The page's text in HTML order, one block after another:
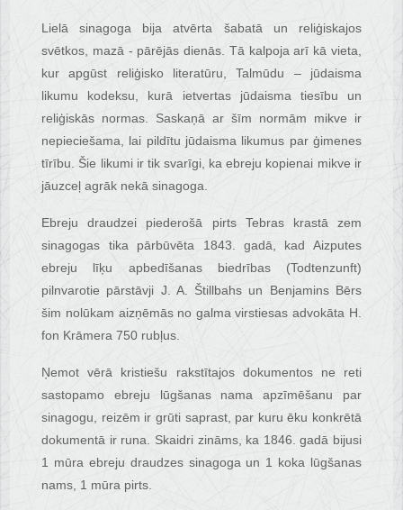
Lielā sinagoga bija atvērta šabatā un reliģiskajos
svētkos, mazā - pārējās dienās. Tā kalpoja arī kā vieta,
kur apgūst reliģisko literatūru, Talmūdu – jūdaisma
likumu kodeksu, kurā ietvertas jūdaisma tiesību un
reliģiskās normas. Saskaņā ar šīm normām mikve ir
nepieciešama, lai pildītu jūdaisma likumus par ģimenes
tīrību. Šie likumi ir tik svarīgi, ka ebreju kopienai mikve ir
jāuzceļ agrāk nekā sinagoga.
Ebreju draudzei piederošā pirts Tebras krastā zem
sinagogas tika pārbūvēta 1843. gadā, kad Aizputes
ebreju līķu apbedīšanas biedrības (Todtenzunft)
pilnvarotie pārstāvji J. A. Štillbahs un Benjamins Bērs
šim nolūkam aizņēmās no galma virstiesas advokāta H.
fon Krāmera 750 rubļus.
Ņemot vērā kristiešu rakstītajos dokumentos ne reti
sastopamo ebreju lūgšanas nama apzīmēšanu par
sinagogu, reizēm ir grūti saprast, par kuru ēku konkrētā
dokumentā ir runa. Skaidri zināms, ka 1846. gadā bijusi
1 mūra ebreju draudzes sinagoga un 1 koka lūgšanas
nams, 1 mūra pirts.